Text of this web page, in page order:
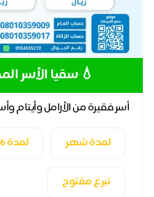
💧 سقيا الأسر المحتاجة | كفالة عامة
أسر فقيرة من الأرامل وأيتام
لمدة شهر
لمدة 6 أشهر
تبرع مفتوح